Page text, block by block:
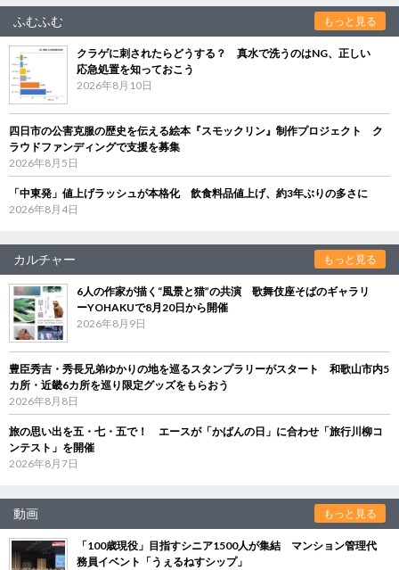
ふむふむ もっと見る
クラゲに刺されたらどうする？ 真水で洗うのはNG、正しい
応急処置を知っておこう
2026年8月10日
四日市の公害克服の歴史を伝える絵本『スモックリン』制作プロジェクト ク
ラウドファンディングで支援を募集
2026年8月5日
「中東発」値上げラッシュが本格化 飲食料品値上げ、約3年ぶりの多さに
2026年8月4日
カルチャー もっと見る
6人の作家が描く“風景と猫”の共演 歌舞伎座そばのギャラリ
ーYOHAKUで8月20日から開催
2026年8月9日
豊臣秀吉・秀長兄弟ゆかりの地を巡るスタンプラリーがスタート 和歌山市内5
カ所・近畿6カ所を巡り限定グッズをもらおう
2026年8月8日
旅の思い出を五・七・五で！ エースが「かばんの日」に合わせ「旅行川柳コ
ンテスト」を開催
2026年8月7日
動画 もっと見る
「100歳現役」目指すシニア1500人が集結 マンション管理代
務員イベント「うぇるねすシップ」